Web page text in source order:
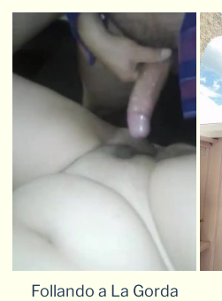
Follando a La Gorda